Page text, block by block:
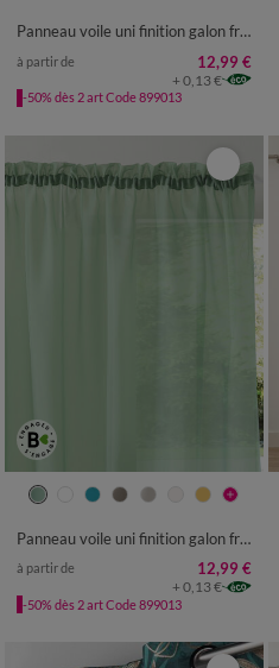
Panneau voile uni finition galon fronceur
à partir de 12,99 €
+ 0,13 €
-50% dès 2 art Code 899013
Panneau voile uni finition galon fronceur
à partir de 12,99 €
+ 0,13 €
-50% dès 2 art Code 899013